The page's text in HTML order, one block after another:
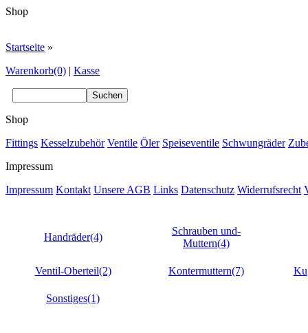
Shop
Startseite »
Warenkorb(0) | Kasse
Shop
Fittings Kesselzubehör Ventile Öler Speiseventile Schwungräder
Impressum
Impressum Kontakt Unsere AGB Links Datenschutz Widerrufsrecht
Handräder(4)
Schrauben und-
Muttern(4)
Ventil-Oberteil(2) Kontermuttern(7)
Sonstiges(1)